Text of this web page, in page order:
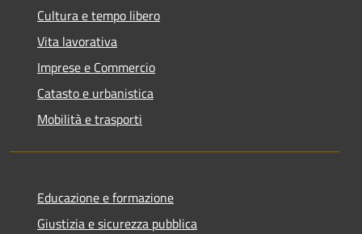
Cultura e tempo libero
Vita lavorativa
Imprese e Commercio
Catasto e urbanistica
Mobilità e trasporti
Educazione e formazione
Giustizia e sicurezza pubblica